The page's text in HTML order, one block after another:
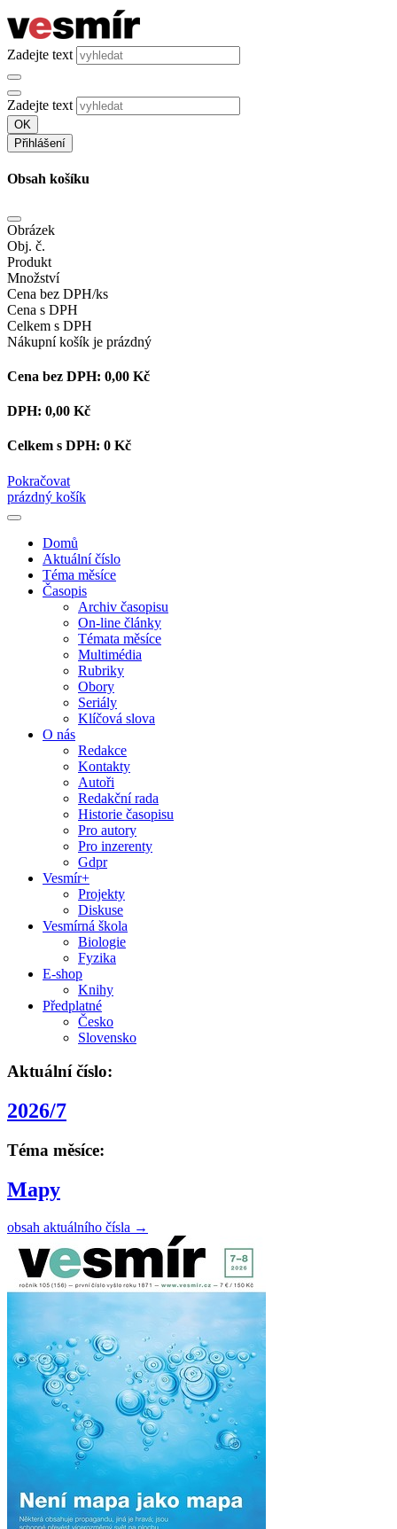
Zadejte text
Zadejte text
OK
Přihlášení
Obsah košíku
Obrázek
Obj. č.
Produkt
Množství
Cena bez DPH/ks
Cena s DPH
Celkem s DPH
Nákupní košík je prázdný
Cena bez DPH: 0,00 Kč
DPH: 0,00 Kč
Celkem s DPH: 0 Kč
Pokračovat
prázdný košík
Domů
Aktuální číslo
Téma měsíce
Časopis
Archiv časopisu
On-line články
Témata měsíce
Multimédia
Rubriky
Obory
Seriály
Klíčová slova
O nás
Redakce
Kontakty
Autoři
Redakční rada
Historie časopisu
Pro autory
Pro inzerenty
Gdpr
Vesmír+
Projekty
Diskuse
Vesmírná škola
Biologie
Fyzika
E-shop
Knihy
Předplatné
Česko
Slovensko
Aktuální číslo:
2026/7
Téma měsíce:
Mapy
obsah aktuálního čísla →